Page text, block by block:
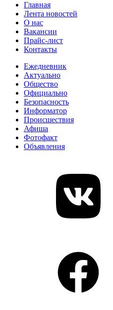
Главная
Лента новостей
О нас
Вакансии
Прайс-лист
Контакты
Ежедневник
Актуально
Общество
Официально
Безопасность
Информатор
Происшествия
Афиша
Фотофакт
Объявления